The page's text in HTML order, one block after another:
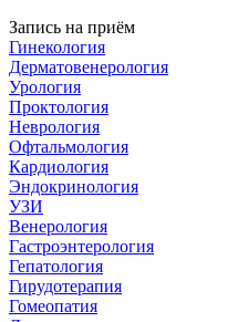
Запись на приём
Гинекология
Дерматовенерология
Урология
Проктология
Неврология
Офтальмология
Кардиология
Эндокринология
УЗИ
Венерология
Гастроэнтерология
Гепатология
Гирудотерапия
Гомеопатия